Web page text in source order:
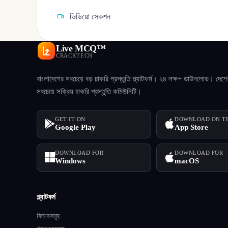
ভিডিয়ো সেকশন
Live MCQ™
CRACKTECH
বাংলাদেশের সবচেয়ে বড় চাকরি প্রস্তুতি প্ল্যাটফর্ম। ২৪ লক্ষ+ ডাউনলোড।
সবচেয়ে সক্রিয় চাকরি প্রস্তুতি কমিউনিটি।
GET IT ON
Google Play
DOWNLOAD ON
App Store
DOWNLOAD FOR
Windows
DOWNLOAD FOR
macOS
প্ল্যাটফর্ম
ফিচারসমূহ